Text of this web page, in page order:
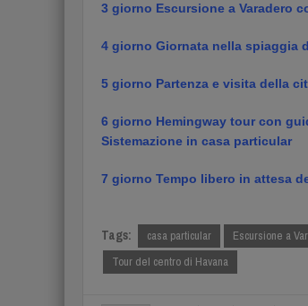
3 giorno Escursione a Varadero
4 giorno Giornata nella spiaggia
5 giorno Partenza e visita della
6 giorno Hemingway tour con
Sistemazione in casa particular
7 giorno Tempo libero in attesa
Tags: casa particular Escursione a
Tour del centro di Havana